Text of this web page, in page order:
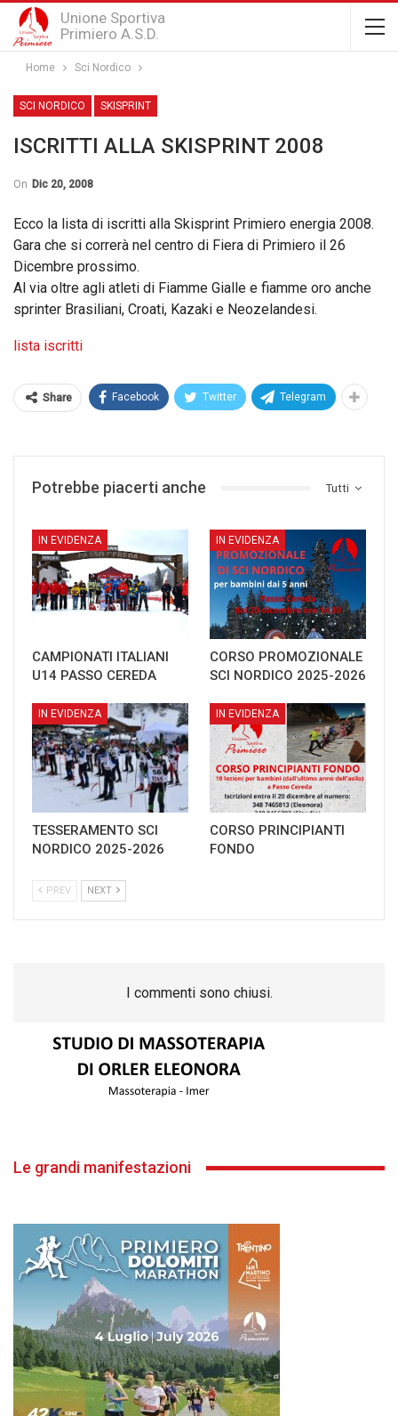
Unione Sportiva
Primiero A.S.D.
Home Sci Nordico
SCI NORDICO SKISPRINT
ISCRITTI ALLA SKISPRINT 2008
On Dic 20, 2008
Ecco la lista di iscritti alla Skisprint Primiero energia 2008.
Gara che si correrà nel centro di Fiera di Primiero il 26
Dicembre prossimo.
Al via oltre agli atleti di Fiamme Gialle e fiamme oro anche
sprinter Brasiliani, Croati, Kazaki e Neozelandesi.
lista iscritti
Share Facebook Twitter Telegram
Tutti
Potrebbe piacerti anche
IN EVIDENZA
CAMPIONATI ITALIANI
U14 PASSO CEREDA
IN EVIDENZA
CORSO PROMOZIONALE
SCI NORDICO 2025-2026
IN EVIDENZA
TESSERAMENTO SCI
NORDICO 2025-2026
IN EVIDENZA
CORSO PRINCIPIANTI
FONDO
PREV NEXT
I commenti sono chiusi.
Le grandi manifestazioni